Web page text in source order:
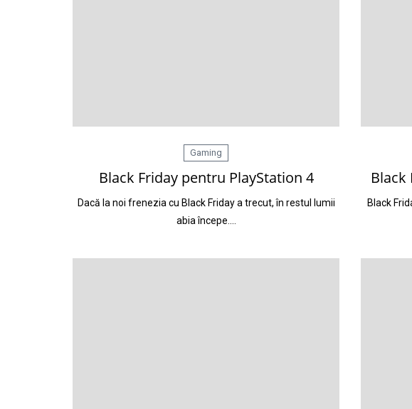
Gaming
Black Friday pentru PlayStation 4
Dacă la noi frenezia cu Black Friday a trecut, în restul lumii
abia începe.…
Black
Black